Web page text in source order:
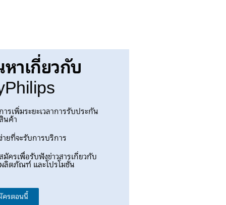
าเกี่ยวกับ
ารเพิ่มระยะเวลาการรับประกัน
นค้า
ายที่จะรับการบริการ
มัครเพื่อรับฟังข่าวสารเกี่ยวกับ
ผลิตภัณฑ์ และโปรโมชั่น
ครตอนนี้